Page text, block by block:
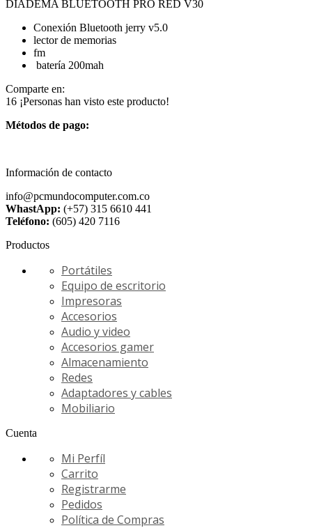
DIADEMA BLUETOOTH PRO RED V30
Conexión Bluetooth jerry v5.0
lector de memorias
fm
batería 200mah
Comparte en:
16 ¡Personas han visto este producto!
Métodos de pago:
Información de contacto
info@pcmundocomputer.com.co
WhastApp: (+57) 315 6610 441
Teléfono: (605) 420 7116
Productos
Portátiles
Equipo de escritorio
Impresoras
Accesorios
Audio y video
Accesorios gamer
Almacenamiento
Redes
Adaptadores y cables
Mobiliario
Cuenta
Mi Perfíl
Carrito
Registrarme
Pedidos
Política de Compras